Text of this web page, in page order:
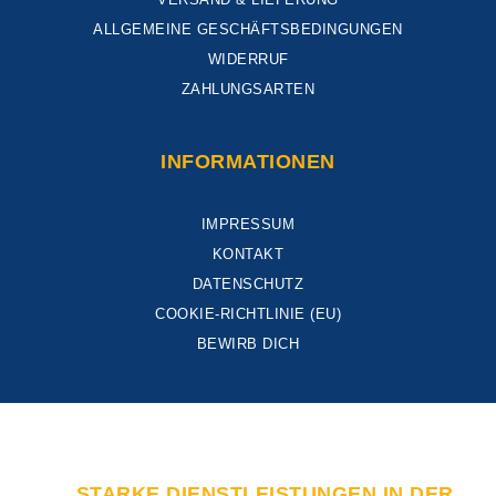
ALLGEMEINE GESCHÄFTSBEDINGUNGEN
WIDERRUF
ZAHLUNGSARTEN
INFORMATIONEN
IMPRESSUM
KONTAKT
DATENSCHUTZ
COOKIE-RICHTLINIE (EU)
BEWIRB DICH